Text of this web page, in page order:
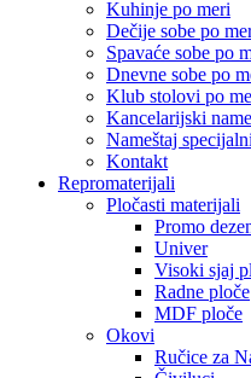
Kuhinje po meri
Dečije sobe po
Spavaće sobe po
Dnevne sobe po
Klub stolovi po
Kancelarijski
Nameštaj
Kontakt
Repromaterijali
Pločasti materijali
Promo
Univer
Visoki sjaj
Radne ploče
MDF ploče
Okovi
Ručice za